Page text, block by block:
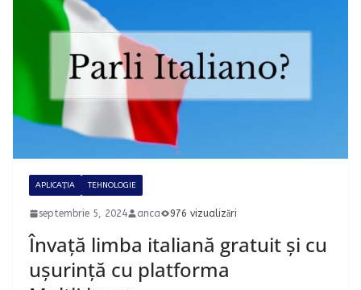
APLICAȚIA TEHNOLOGIE
septembrie 5, 2024 anca 976 vizualizări
Învață limba italiană gratuit și cu
ușurință cu platforma